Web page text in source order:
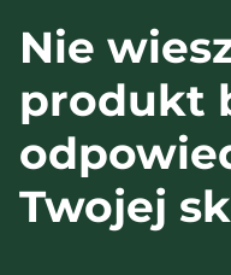
Nie
produkt
Twojej